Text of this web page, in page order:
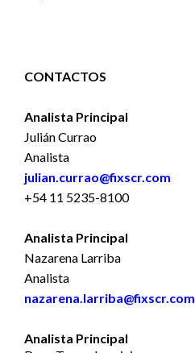
CONTACTOS
Analista Principal
Julián Currao
Analista
julian.currao@fixscr.com
+54 11 5235-8100
Analista Principal
Nazarena Larriba
Analista
nazarena.larriba@fixscr.com
Analista Principal